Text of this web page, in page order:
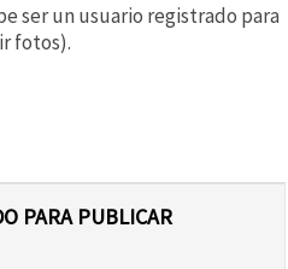
ser un usuario registrado para
fotos).
PARA PUBLICAR